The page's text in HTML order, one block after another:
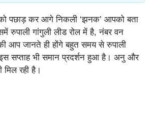
पछाड़ कर आगे निकली ‘झनक’ आपको बता
रुपाली गांगुली लीड रोल में है, नंबर वन
की आप जानते ही होंगे बहुत समय से रुपाली
इस सप्ताह भी समान प्रदर्शन हुआ है। अनु और
रही है।